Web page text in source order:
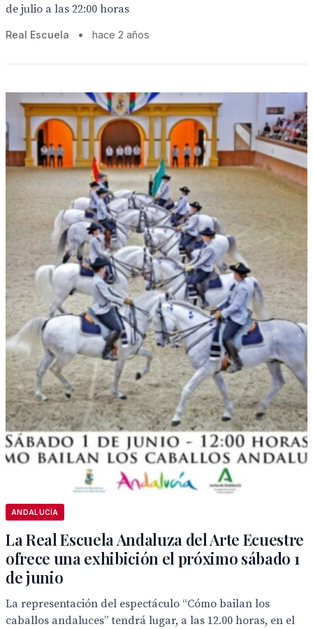
de julio a las 22:00 horas
Real Escuela • hace 2 años
ANDALUCÍA
La Real Escuela Andaluza del Arte Ecuestre
ofrece una exhibición el próximo sábado 1
de junio
La representación del espectáculo “Cómo bailan los
caballos andaluces” tendrá lugar, a las 12.00 horas, en el